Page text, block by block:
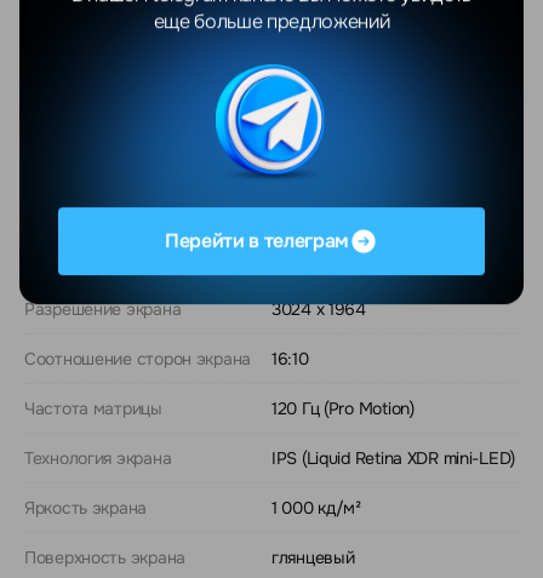
безналичному расчету с НДС.
Общие
Разрешение экрана 3024 x 1964
Соотношение сторон экрана 16:10
Частота матрицы 120 Гц (Pro Motion)
Технология экрана IPS (Liquid Retina XDR mini-LED)
Яркость экрана 1 000 кд/м²
Поверхность экрана глянцевый
Перейти в телеграм
еще больше предложений